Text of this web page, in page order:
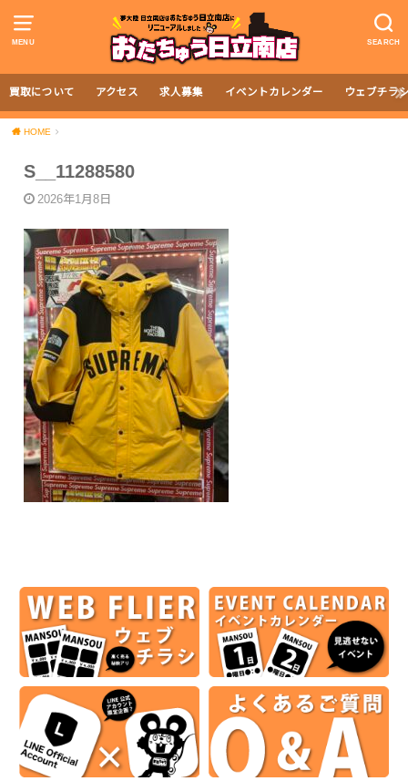
MENU SEARCH
買取について アクセス 求人募集 イベントカレンダー ウェブチラ
HOME
S__11288580
2026年1月8日